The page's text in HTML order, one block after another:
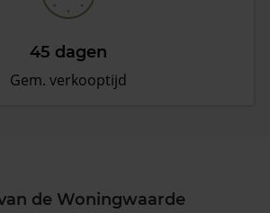
45 dagen
Gem. verkooptijd
de Woningwaarde